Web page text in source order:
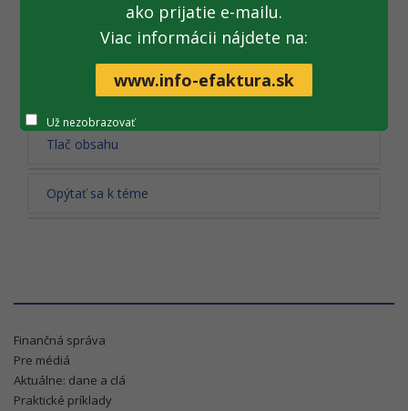
Tlač obsahu
Opýtať sa k téme
Finančná správa
Pre médiá
Aktuálne: dane a clá
Praktické príklady
ako prijatie e-mailu.
Viac informácii nájdete na:
www.info-efaktura.sk
Už nezobrazovať